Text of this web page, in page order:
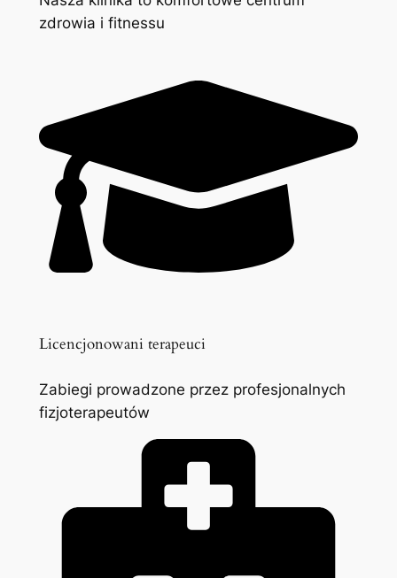
zdrowia i fitnessu
Licencjonowani terapeuci
Zabiegi prowadzone przez profesjonalnych
fizjoterapeutów